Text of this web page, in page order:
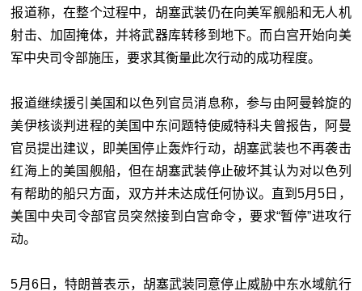
报道称，在整个过程中，胡塞武装仍在向美军舰船和无人机
射击、加固掩体，并将武器库转移到地下。而白宫开始向美
军中央司令部施压，要求其衡量此次行动的成功程度。
报道继续援引美国和以色列官员消息称，参与由阿曼斡旋的
美伊核谈判进程的美国中东问题特使威特科夫曾报告，阿曼
官员提出建议，即美国停止轰炸行动，胡塞武装也不再袭击
红海上的美国舰船，但在胡塞武装停止破坏其认为对以色列
有帮助的船只方面，双方并未达成任何协议。直到5月5日，
美国中央司令部官员突然接到白宫命令，要求“暂停”进攻行
动。
5月6日，特朗普表示，胡塞武装同意停止威胁中东水域航行